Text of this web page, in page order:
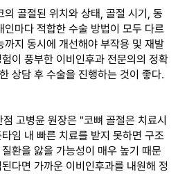
의 골절된 위치와 상태, 골절 시기, 동
인마다 적합한 수술 방법이 모두 다르
까지 동시에 개선해야 부작용 및 재발
이 풍부한 이비인후과 전문의의 정확
상담 후 수술을 진행하는 것이 좋다.
고병윤 원장은 "코뼈 골절은 치료시
임 내 빠른 치료를 받지 못하면 구조
환을 앓을 가능성이 매우 높기 때문
다면 가까운 이비인후과를 내원해 정